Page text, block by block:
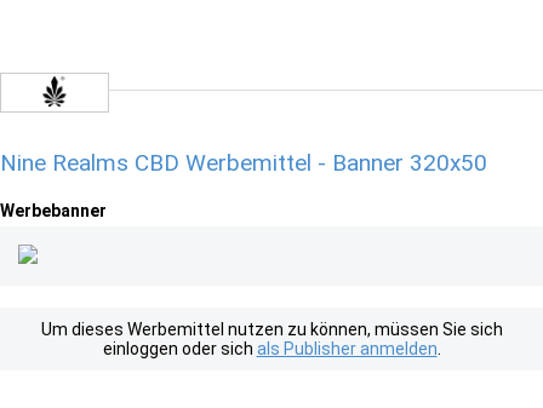
Nine Realms CBD Werbemittel - Banner 320x50
Werbebanner
Um dieses Werbemittel nutzen zu können, müssen Sie sich
einloggen oder sich als Publisher anmelden